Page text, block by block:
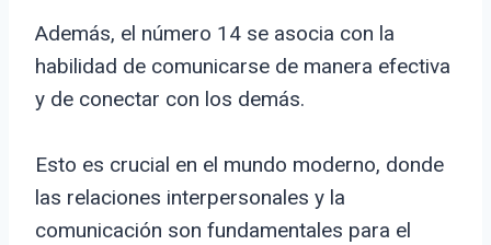
Además, el número 14 se asocia con la
habilidad de comunicarse de manera efectiva
y de conectar con los demás.
Esto es crucial en el mundo moderno, donde
las relaciones interpersonales y la
comunicación son fundamentales para el